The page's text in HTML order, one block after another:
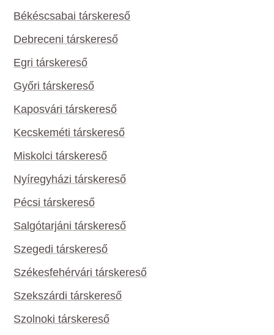
Békéscsabai társkereső
Debreceni társkereső
Egri társkereső
Győri társkereső
Kaposvári társkereső
Kecskeméti társkereső
Miskolci társkereső
Nyíregyházi társkereső
Pécsi társkereső
Salgótarjáni társkereső
Szegedi társkereső
Székesfehérvári társkereső
Szekszárdi társkereső
Szolnoki társkereső